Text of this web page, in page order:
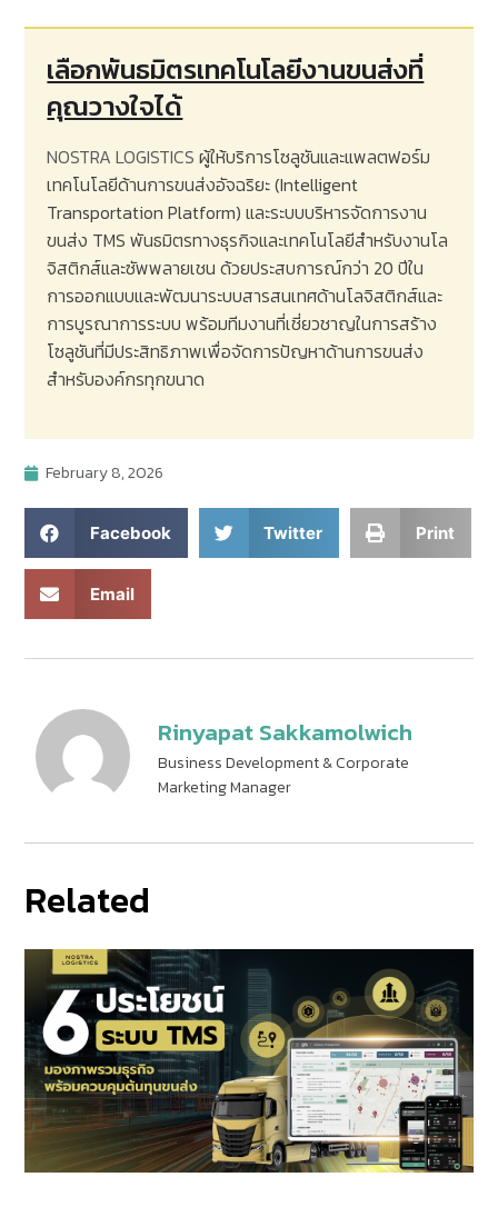
เลือกพันธมิตรเทคโนโลยีงานขนส่งที่
คุณวางใจได้
NOSTRA LOGISTICS ผู้ให้บริการโซลูชันและแพลตฟอร์ม
เทคโนโลยีด้านการขนส่งอัจฉริยะ(Intelligent
Transportation Platform)และระบบบริหารจัดการงาน
ขนส่ง TMSพันธมิตรทางธุรกิจและเทคโนโลยีสำหรับงานโล
จิสติกส์และซัพพลายเชน ด้วยประสบการณ์กว่า 20ปีใน
การออกแบบและพัฒนาระบบสารสนเทศด้านโลจิสติกส์และ
การบูรณาการระบบ พร้อมทีมงานที่เชี่ยวชาญในการสร้าง
โซลูชันที่มีประสิทธิภาพเพื่อจัดการปัญหาด้านการขนส่ง
สำหรับองค์กรทุกขนาด
February 8, 2026
Facebook Twitter Print
Email
Rinyapat Sakkamolwich
Business Development & Corporate
Marketing Manager
Related